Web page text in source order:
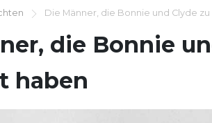
Die Männer, die Bonnie und Clyde
die Bonnie
haben